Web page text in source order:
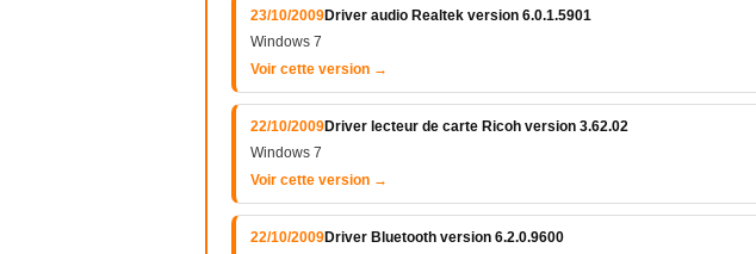
23/10/2009Driver audio Realtek version 6.0.1.5901
Windows 7
Voir cette version →
22/10/2009Driver lecteur de carte Ricoh version 3.62.02
Windows 7
Voir cette version →
22/10/2009Driver Bluetooth version 6.2.0.9600